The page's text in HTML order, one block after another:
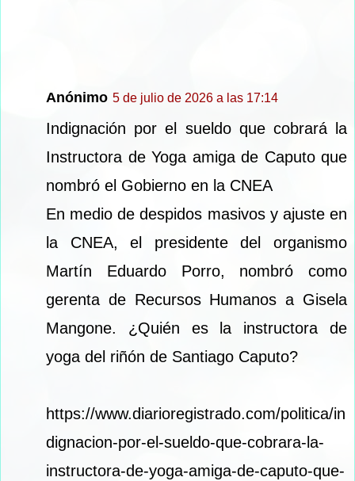
Anónimo 5 de julio de 2026 a las 17:14
Indignación por el sueldo que cobrará la
Instructora de Yoga amiga de Caputo que
nombró el Gobierno en la CNEA
En medio de despidos masivos y ajuste en
la CNEA, el presidente del organismo
Martín Eduardo Porro, nombró como
gerenta de Recursos Humanos a Gisela
Mangone. ¿Quién es la instructora de
yoga del riñón de Santiago Caputo?
https://www.diarioregistrado.com/politica/in
dignacion-por-el-sueldo-que-cobrara-la-
instructora-de-yoga-amiga-de-caputo-que-